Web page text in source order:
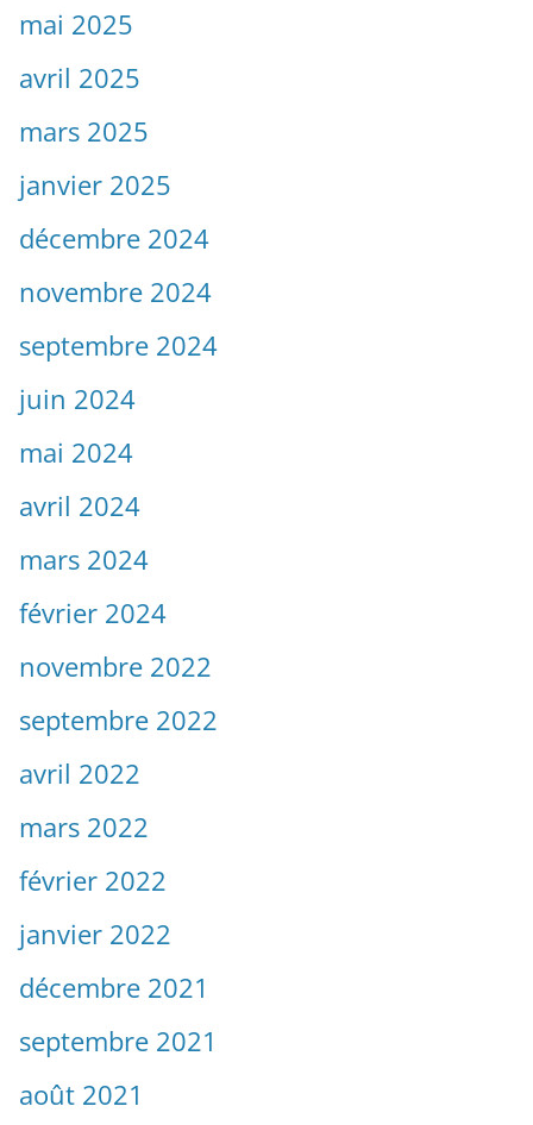
mai 2025
avril 2025
mars 2025
janvier 2025
décembre 2024
novembre 2024
septembre 2024
juin 2024
mai 2024
avril 2024
mars 2024
février 2024
novembre 2022
septembre 2022
avril 2022
mars 2022
février 2022
janvier 2022
décembre 2021
septembre 2021
août 2021